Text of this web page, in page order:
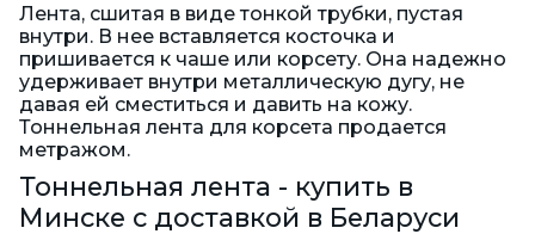
Лента, сшитая в виде тонкой трубки, пустая
внутри. В нее вставляется косточка и
пришивается к чаше или корсету. Она надежно
удерживает внутри металлическую дугу, не
давая ей сместиться и давить на кожу.
Тоннельная лента для корсета продается
метражом.
Тоннельная лента - купить в
Минске с доставкой в Беларуси